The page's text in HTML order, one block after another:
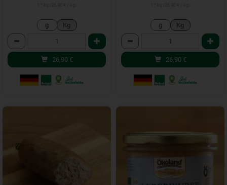
g Kg
Anzahl
26,90 €
g Kg
Anzahl
26,90 €